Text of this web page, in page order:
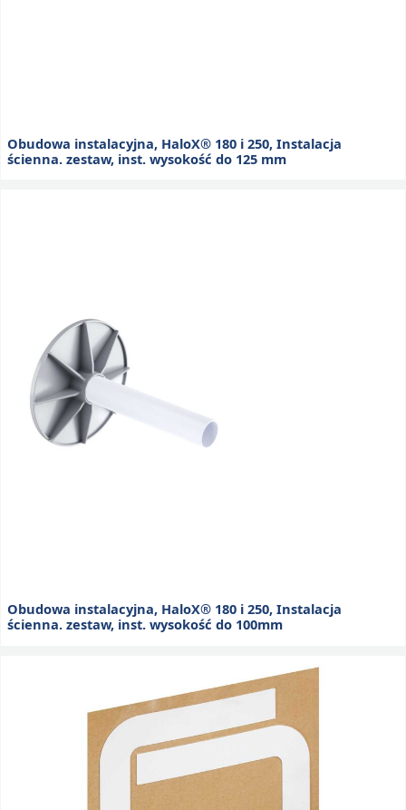
Obudowa instalacyjna, HaloX® 180 i 250, Instalacja
ścienna. zestaw, inst. wysokość do 125 mm
Obudowa instalacyjna, HaloX® 180 i 250, Instalacja
ścienna. zestaw, inst. wysokość do 100mm